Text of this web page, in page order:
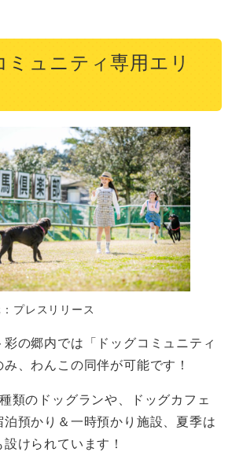
ミュニティ専用エリ
プレスリリース
の郷内では「ドッグコミュニティ
、わんこの同伴が可能です！
類のドッグランや、ドッグカフェ
泊預かり＆一時預かり施設、夏季は
けられています！